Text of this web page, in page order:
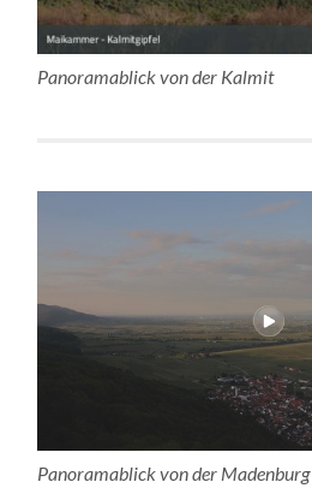
Panoramablick von der Kalmit
Panoramablick von der Madenburg